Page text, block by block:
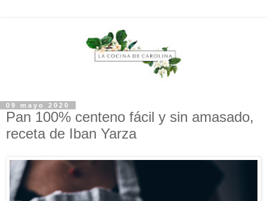
09 mayo 2020
Pan 100% centeno fácil y sin amasado,
receta de Iban Yarza